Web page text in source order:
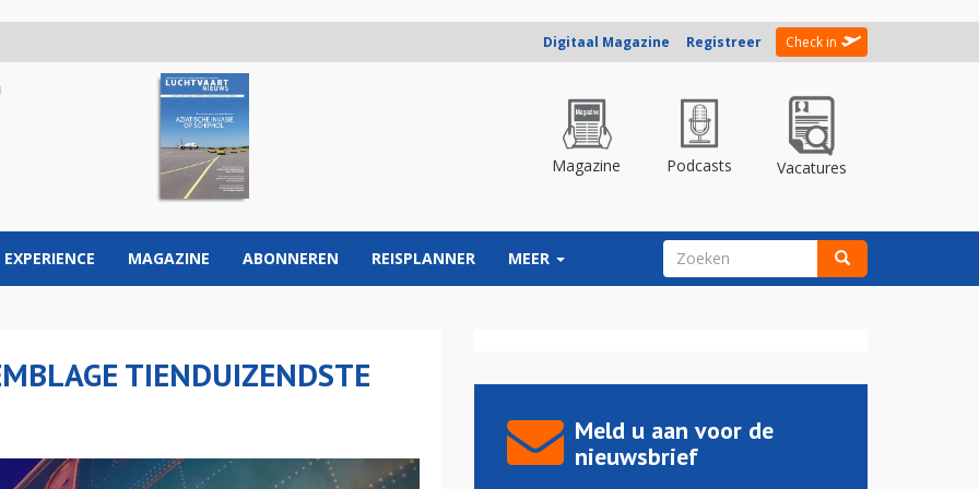
Digitaal Magazine Registreer Check in
Magazine Podcasts Vacatures
EXPERIENCE MAGAZINE ABONNEREN REISPLANNER MEER ZOEKVELD
TIENDUIZENDSTE
Meld u aan voor de
nieuwsbrief